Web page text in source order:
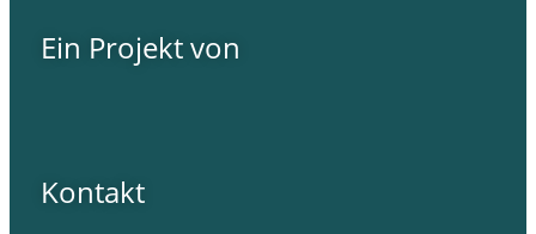
Ein Projekt von
Kontakt